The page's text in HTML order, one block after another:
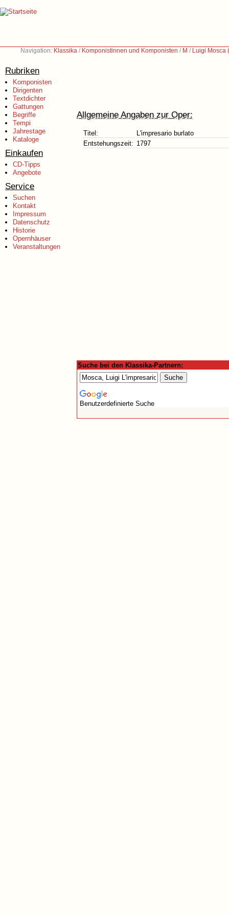
Navigation: Klassika / Komponistinnen und Komponisten / M / Luigi Mosca
Rubriken
Komponisten
Dirigenten
Textdichter
Gattungen
Begriffe
Tempi
Jahrestage
Kataloge
Einkaufen
CD-Tipps
Angebote
Service
Suchen
Kontakt
Impressum
Datenschutz
Historie
Opernhäuser
Veranstaltungen
Allgemeine Angaben zur Oper:
Titel:
L'impresario burlato
Entstehungszeit: 1797
Suche bei den Klassika-Partnern:
Benutzerdefinierte Suche